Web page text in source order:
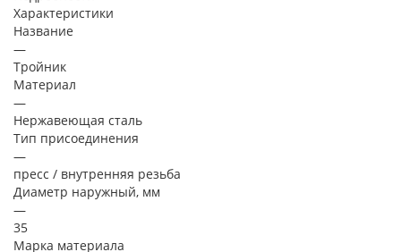
Характеристики
Название
—
Тройник
Материал
—
Нержавеющая сталь
Тип присоединения
—
пресс / внутренняя резьба
Диаметр наружный, мм
—
35
Марка материала